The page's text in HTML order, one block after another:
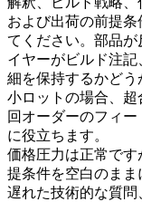
および出荷の前提
てください。部品
イヤーがビルド注
細を保持するかど
小ロットの場合、 超
回オーダーのフィ
に役立ちます。
価格圧力は正常で
提条件を空白のまま
遅れた技術的な質